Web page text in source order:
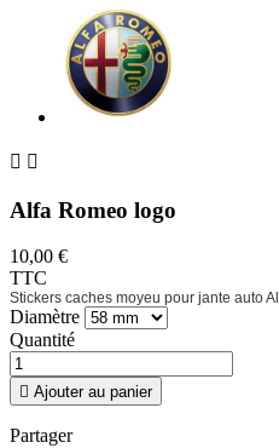
 
Alfa Romeo logo
10,00 €
TTC
Stickers caches moyeu pour jante auto
Diamètre
Quantité
 Ajouter au panier
Partager